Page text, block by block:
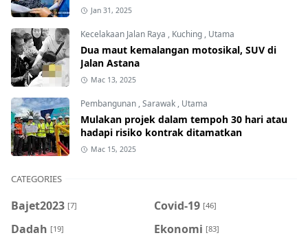
Jan 31, 2025
Kecelakaan Jalan Raya , Kuching , Utama
Dua maut kemalangan motosikal, SUV di
Jalan Astana
Mac 13, 2025
Pembangunan ,Sarawak , Utama
Mulakan projek dalam tempoh 30 hari atau
hadapi risiko kontrak ditamatkan
Mac 15, 2025
CATEGORIES
Bajet2023 [7] Covid-19 [46]
Dadah [19] Ekonomi [83]